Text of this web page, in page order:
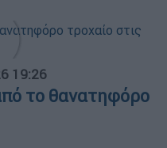
19:26
το θανατηφόρο